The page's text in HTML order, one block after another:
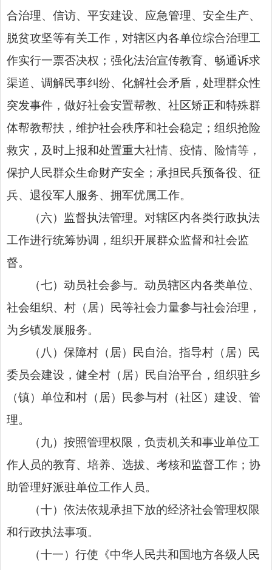
合治理、信访、平安建设、应急管理、安全生产、
脱贫攻坚等有关工作，对辖区内各单位综合治理工
作实行一票否决权；强化法治宣传教育、畅通诉求
渠道、调解民事纠纷、化解社会矛盾，处理群众性
突发事件，做好社会安置帮教、社区矫正和特殊群
体帮教帮扶，维护社会秩序和社会稳定；组织抢险
救灾，及时上报和处置重大社情、疫情、险情等，
保护 人民群众生命财产安全 ；承担民兵预备役、征
兵、退役军人服务、拥军优属工作。
（六）监督执法管理。对辖区内各类行政执法
工作进行统筹协调，组织开展群众监督和社会监
督。
（七）动员社会参与。动员辖区内各类单位、
社会组织、村（居）民等社会力量参与社会治理，
为乡镇发展服务。
（八）保障村（居）民自治。指导村（居）民
委员会建设，健全村（居）民自治平台，组织驻乡
（镇）单位和村（居）民参与村（社区）建设、管
理。
（九）按照管理权限，负责机关和事业单位工
作人员的教育、培养、选拔、考核和监督工作；协
助管理好派驻单位工作人员。
（十）依法依规承担下放的经济社会管理权限
和行政执法事项。
（十一）行使《中华人民共和国地方各级人民